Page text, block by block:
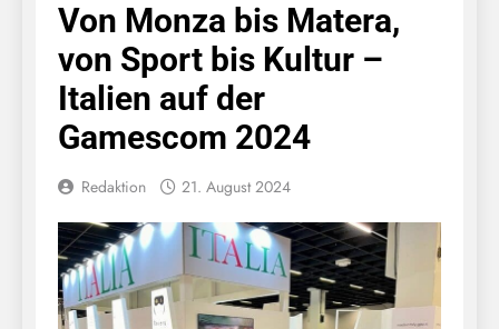
Von Monza bis Matera,
von Sport bis Kultur –
Italien auf der
Gamescom 2024
Redaktion 21. August 2024